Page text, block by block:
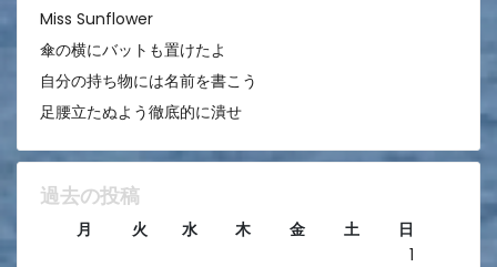
Miss Sunflower
傘の横にバットも置けたよ
自分の持ち物には名前を書こう
足腰立たぬよう徹底的に潰せ
過去の投稿
月 火 水 木 金 土
日
1